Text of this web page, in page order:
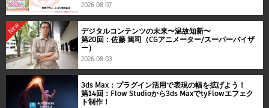
2026.08.07
New
デジタルコンテンツの未来〜温故知新〜
第20回：佐藤 篤司（CGアニメーター/スーパーバイザ
ー）
2026.08.03
3ds Max：プラグイン活用で表現の幅を拡げよう！
第14回：Flow Studioから3ds MaxでtyFlowエフェク
ト制作！